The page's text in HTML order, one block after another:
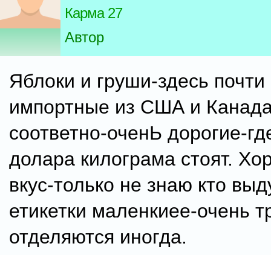
Карма 27
Автор
Яблоки и груши-здесь почти
импортные из США и
соответно-оченЬ дорогие-
долара килограма стоят.
вкус-только не знаю кто
етикетки маленкиее-очень
отделяются иногда.